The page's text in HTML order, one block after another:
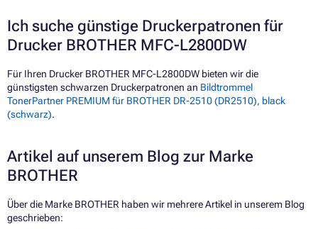
Ich suche günstige Druckerpatronen für
Drucker BROTHER MFC-L2800DW
Für Ihren Drucker BROTHER MFC-L2800DW bieten wir die
günstigsten schwarzen Druckerpatronen an Bildtrommel
TonerPartner PREMIUM für BROTHER DR-2510 (DR2510), black
(schwarz).
Artikel auf unserem Blog zur Marke
BROTHER
Über die Marke BROTHER haben wir mehrere Artikel in unserem Blog
geschrieben: